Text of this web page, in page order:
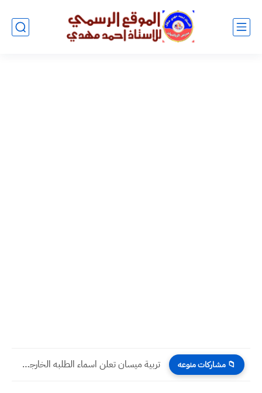
📁 مشاركات منوعه تربية ميسان تعلن اسماء الطلبه الخارجي والمراكز الامتحانيه لعام 2022-2023...